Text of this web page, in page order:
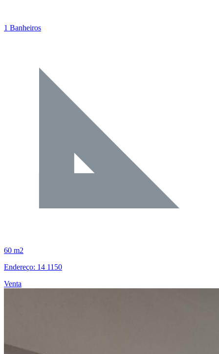
1 Banheiros
60 m2
Endereço: 14 1150
Venta